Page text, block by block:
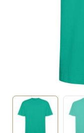
Zomerpakketten